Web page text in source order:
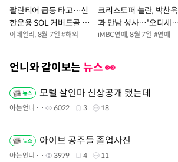
팔란티어 급등 타고…신
한운용 SOL 커버드콜 ET
F 2종 ‘눈길’
이데일리 , 8월 7일 #해외
크리스토퍼 놀란, 박찬욱
과 만남 성사…'오디세
이' 제작 과정→철학 나
iMBC연예 ,8월 7일 #연예
언니와 같이보는 뉴스 👀
모텔 살인마 신상공개 됐는데
아는언니 6022 3 18
아이브 공주들 졸업사진
아는언니 3979 4 11